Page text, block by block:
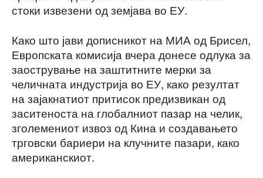
стоки извезени од земјава во ЕУ.
Како што јави дописникот на МИА од Брисел,
Европската комисија вчера донесе одлука за
заострување на заштитните мерки за
челичната индустрија во ЕУ, како резултат
на зајакнатиот притисок предизвикан од
заситеноста на глобалниот пазар на челик,
зголемениот извоз од Кина и создавањето
трговски бариери на клучните пазари, како
американскиот.